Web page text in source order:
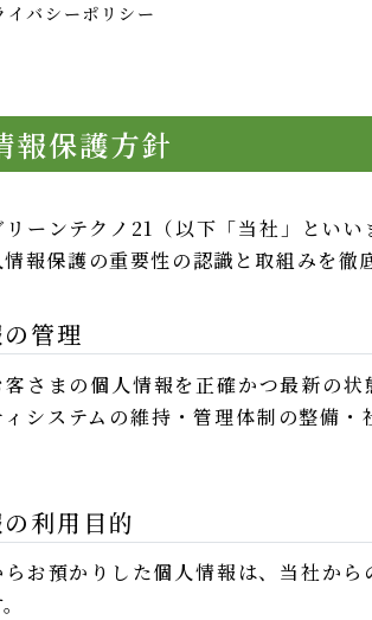
イバシーポリシー
報保護方針
ーンテクノ21（以下「当社」とい
報保護の重要性の認識と取組みを徹
管理
さまの個人情報を正確かつ最新の
システムの維持・管理体制の整備
利用目的
お預かりした個人情報は、当社か